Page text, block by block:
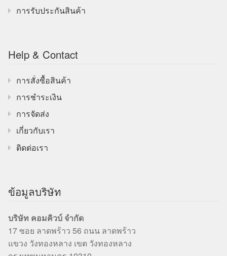
การรับประกันสินค้า
Help & Contact
การสั่งซื้อสินค้า
การชำระเงิน
การจัดส่ง
เกี่ยวกับเรา
ติดต่อเรา
ข้อมูลบริษัท
บริษัท คอมคิวบ์ จำกัด
17 ซอย ลาดพร้าว 56 ถนน ลาดพร้าว
แขวง วังทองหลาง เขต วังทองหลาง